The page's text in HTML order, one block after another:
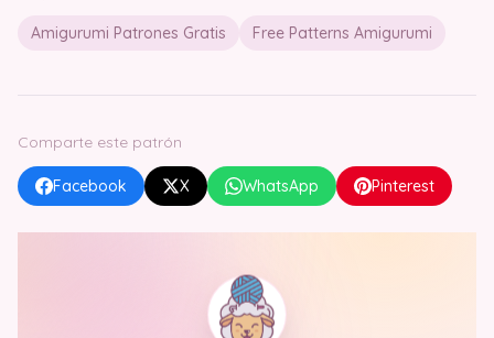
Amigurumi Patrones Gratis Free Patterns Amigurumi
Comparte este patrón
Facebook X WhatsApp Pinterest